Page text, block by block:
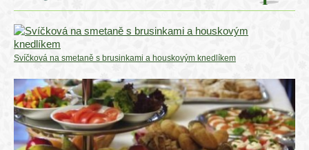
Svíčková na smetaně s brusinkami a houskovým knedlíkem